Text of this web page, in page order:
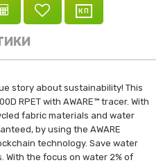
story about sustainability! This
RPET with AWARE™ tracer. With
fabric materials and water
by using the AWARE
technology. Save water
With the focus on water 2% of